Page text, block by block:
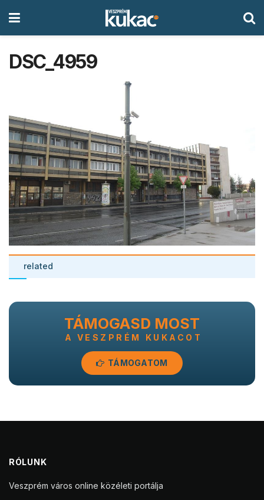
DSC_4959
related
TÁMOGASD MOST
A VESZPRÉM KUKACOT
TÁMOGATOM
RÓLUNK
Veszprém város online közéleti portálja